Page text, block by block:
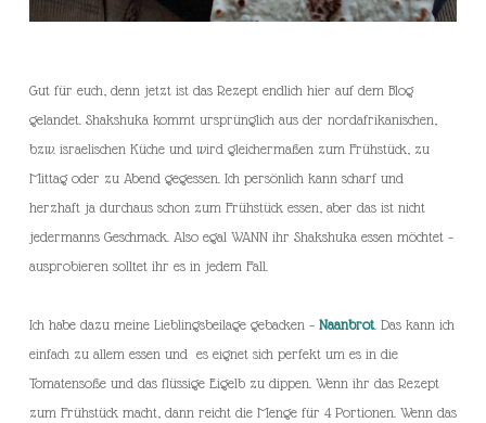
Gut für euch, denn jetzt ist das Rezept endlich hier auf dem Blog
gelandet. Shakshuka kommt ursprünglich aus der nordafrikanischen,
bzw. israelischen Küche und wird gleichermaßen zum Frühstück, zu
Mittag oder zu Abend gegessen. Ich persönlich kann scharf und
herzhaft ja durchaus schon zum Frühstück essen, aber das ist nicht
jedermanns Geschmack. Also egal WANN ihr Shakshuka essen möchtet –
ausprobieren solltet ihr es in jedem Fall.
Ich habe dazu meine Lieblingsbeilage gebacken – Naanbrot. Das kann ich
einfach zu allem essen und es eignet sich perfekt um es in die
Tomatensoße und das flüssige Eigelb zu dippen. Wenn ihr das Rezept
zum Frühstück macht, dann reicht die Menge für 4 Portionen. Wenn das